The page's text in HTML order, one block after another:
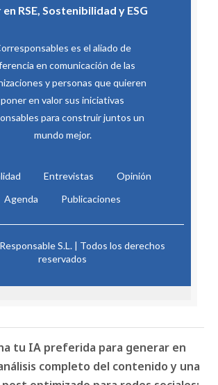
RSE, Sostenibilidad y ESG
es el aliado de
en comunicación de las
y personas que quieren
poner en valor sus iniciativas
para construir juntos un
mundo mejor.
Entrevistas
Opinión
Agenda
Publicaciones
S.L. | Todos los derechos
reservados
tu IA preferida para generar en
completo del contenido y una